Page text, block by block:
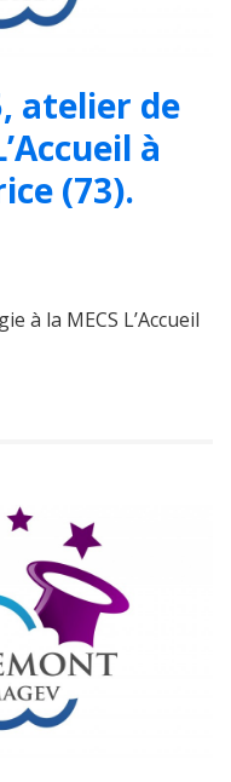
atelier de
à
(73).
à la MECS L’Accueil